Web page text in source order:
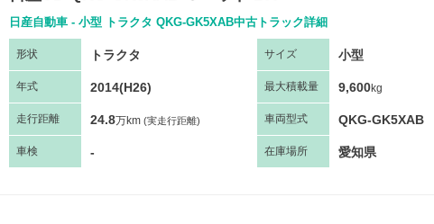
日産自動車 - 小型 トラクタ QKG-GK5XAB中古トラック詳細
形状 トラクタ サイズ 小型
年式 2014(H26) 最大積載量 9,600kg
走行距離 24.8万km (実走行距離) 車両型式 QKG-GK5XAB
車検 - 在庫場所 愛知県